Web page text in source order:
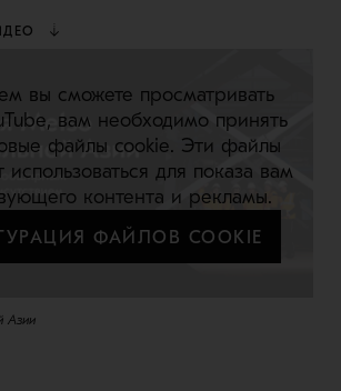
вы сможете просматривать
вам необходимо принять
файлы cookie. Эти файлы
использоваться для показа вам
контента и рекламы.
ФАЙЛОВ COOKIE
Азии